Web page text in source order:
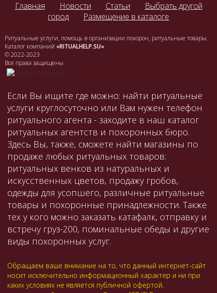
Главная Новости Статьи
Выбрать другой
город
Размещение в каталоге
Ритуальные услуги, помощь в организации похорон, ритуальные товары.
Каталог компаний «RITUALHELP.SU»
© 2022-2023
Все права защищены
Если Вы ищите где можно: найти ритуальные
услуги круглосуточно или Вам нужен телефон
ритуального агента - заходите в наш каталог
ритуальных агентств и похоронных бюро.
Здесь Вы, также, сможете найти магазины по
продаже любых ритуальных товаров:
ритуальных венков из натуральных и
искусственных цветов, продажу гробов,
одежды для усопшего, различные ритуальные
товары и похоронные принадлежности. Также
тех у кого можно заказать катафалк, отправку и
встречу груз-200, поминальные обеды и другие
виды похоронных услуг.
Обращаем ваше внимание на то, что данный интернет-сайт
носит исключительно информационный характер и ни при
каких условиях не является публичной офертой,